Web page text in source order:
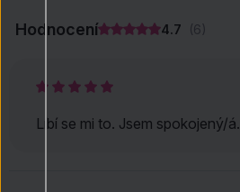
Hodnocení 4.7 (6)
Líbí se mi to. Jsem spokojený/á.